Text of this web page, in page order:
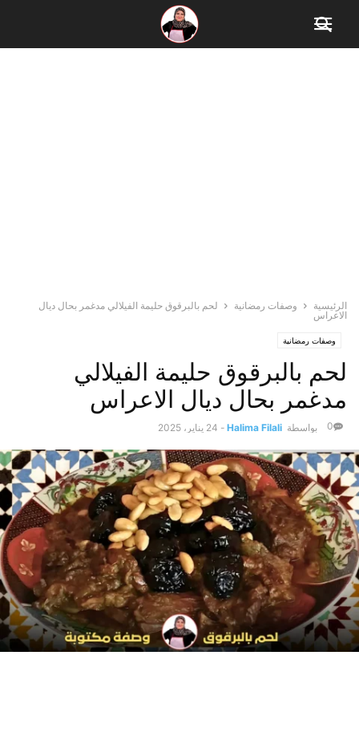
الرئيسية وصفات رمضانية
لحم بالبرقوق حليمة الفيلالي مدغمر بحال ديال
الاعراس
وصفات رمضانية
لحم بالبرقوق حليمة الفيلالي
مدغمر بحال ديال الاعراس
بواسطة Halima Filali
- 24 يناير، 2025 0